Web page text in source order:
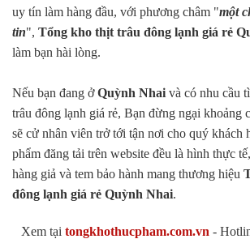
uy tín làm hàng đầu, với phương châm "một
tin", Tổng kho thịt trâu đông lạnh giá rẻ
làm bạn hài lòng.
Nếu bạn đang ởQuỳnh Nhai và có nhu cầu
trâu đông lạnh giá rẻ, Bạn đừng ngại khoảng
sẽ cử nhân viên trở tới tận nơi cho quý khách
phẩm đăng tải trên website đều là hình thực
hàng giả và tem bảo hành mang thương hiệu
đông lạnh giá rẻ Quỳnh Nhai.
Xem tại tongkhothucpham.com.vn -